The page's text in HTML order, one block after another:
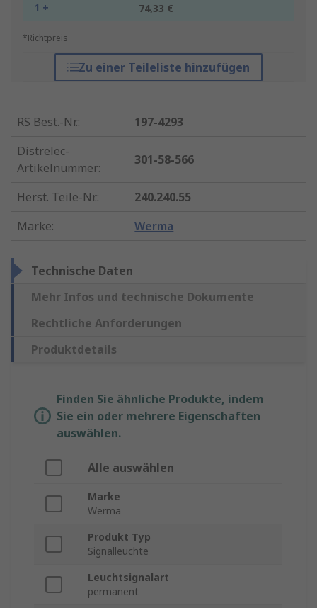
1 + 74,33 €
*Richtpreis
Zu einer Teileliste hinzufügen
RS Best.-Nr.:
197-4293
Distrelec-
Artikelnummer:
301-58-566
Herst. Teile-Nr.:
240.240.55
Marke: Werma
Technische Daten
Mehr Infos und technische Dokumente
Rechtliche Anforderungen
Produktdetails
Finden Sie ähnliche Produkte, indem
Sie ein oder mehrere Eigenschaften
auswählen.
Alle auswählen
Marke
Werma
Produkt Typ
Signalleuchte
Leuchtsignalart
permanent